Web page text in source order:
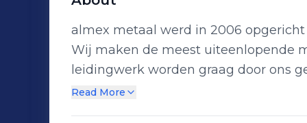
almex metaal werd in 2006
Wij maken de meest uiteenlopende
leidingwerk worden graag door ons
en klanttevredenheid absolute prioriteiten. Door de integratie
Read More